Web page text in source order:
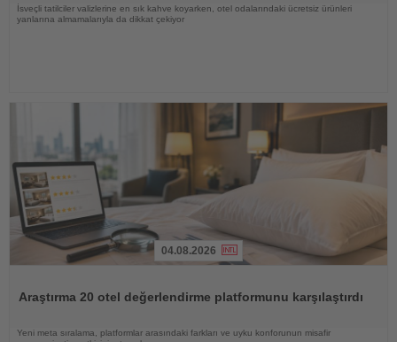
İsveçli tatilciler valizlerine en sık kahve koyarken, otel odalarındaki ücretsiz ürünleri
yanlarına almamalarıyla da dikkat çekiyor
04.08.2026
Araştırma 20 otel değerlendirme platformunu karşılaştırdı
Yeni meta sıralama, platformlar arasındaki farkları ve uyku konforunun misafir